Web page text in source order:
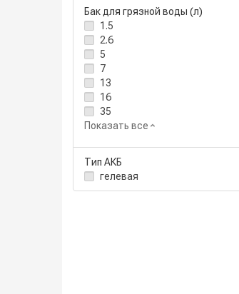
Бак для грязной воды (л)
1.5
2.6
5
7
13
16
35
Показать все
Тип АКБ
гелевая